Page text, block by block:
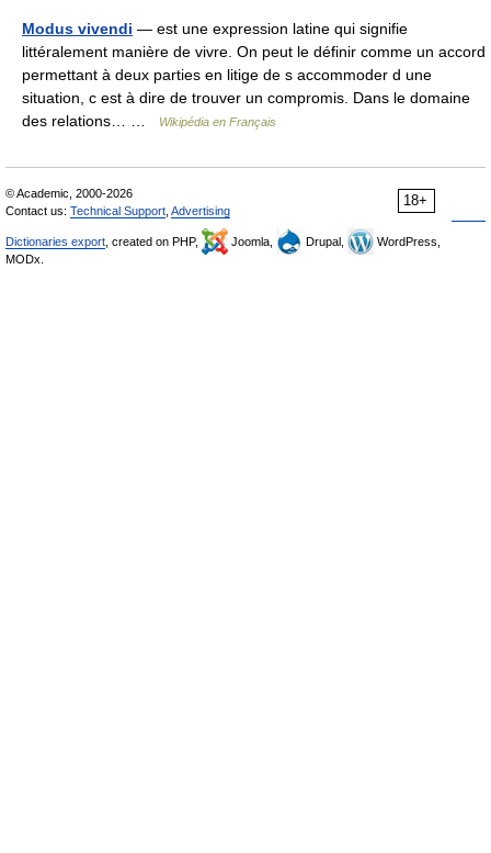
Modus vivendi — est une expression latine qui signifie
littéralement manière de vivre. On peut le définir comme un accord
permettant à deux parties en litige de s accommoder d une
situation, c est à dire de trouver un compromis. Dans le domaine
des relations… …
Wikipédia en Français
18+
© Academic, 2000-2026
Contact us: Technical Support Advertising
Dictionaries export , created on PHP, Joomla, Drupal,
WordPress,
MODx.